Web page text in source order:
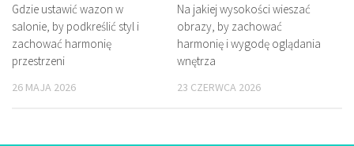
Gdzie ustawić wazon w
salonie, by podkreślić styl i
zachować harmonię
przestrzeni
26 MAJA 2026
Na jakiej wysokości wieszać
obrazy, by zachować
harmonię i wygodę oglądania
wnętrza
23 CZERWCA 2026